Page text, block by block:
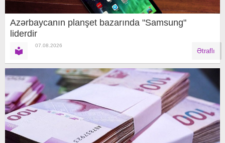
Azərbaycanın planşet bazarında "Samsung"
liderdir
07.08.2026
Ətraflı